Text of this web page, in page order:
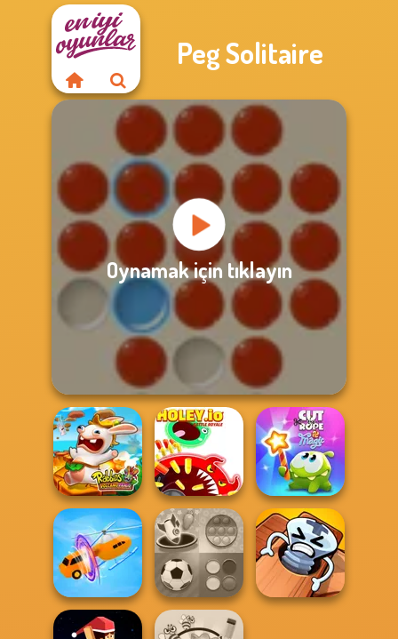
Peg Solitaire
Oynamak için tıklayın
Rabbids Volcano
Panic
Holey.io Battle
Royale
Cut The Rope
Magic